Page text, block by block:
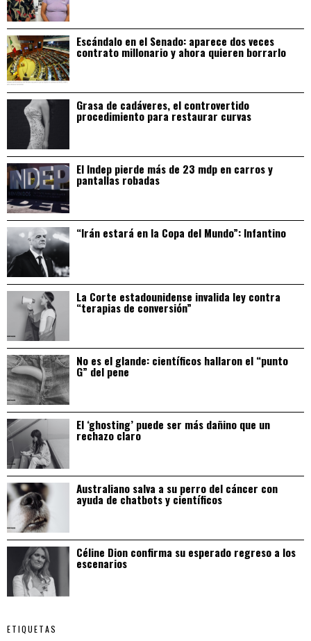
Escándalo en el Senado: aparece dos veces
contrato millonario y ahora quieren borrarlo
Grasa de cadáveres, el controvertido
procedimiento para restaurar curvas
El Indep pierde más de 23 mdp en carros y
pantallas robadas
“Irán estará en la Copa del Mundo”: Infantino
La Corte estadounidense invalida ley contra
“terapias de conversión”
No es el glande: científicos hallaron el “punto
G” del pene
El ‘ghosting’ puede ser más dañino que un
rechazo claro
Australiano salva a su perro del cáncer con
ayuda de chatbots y científicos
Céline Dion confirma su esperado regreso a los
escenarios
ETIQUETAS